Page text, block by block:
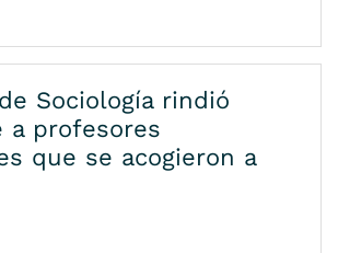
Sociología rindió
a profesores
que se acogieron a